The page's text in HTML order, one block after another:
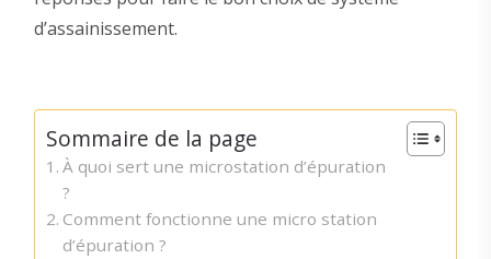
d’assainissement.
Sommaire de la page
À quoi sert une microstation d’épuration
?
Comment fonctionne une micro station
d’épuration ?